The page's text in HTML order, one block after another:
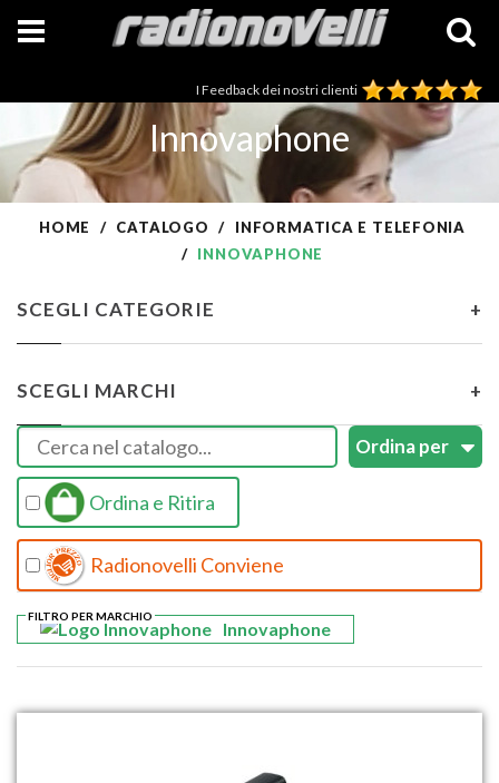
I Feedback dei nostri clienti
Innovaphone
HOME CATALOGO
INFORMATICA E TELEFONIA
INNOVAPHONE
SCEGLI CATEGORIE +
SCEGLI MARCHI +
Ordina e Ritira
Radionovelli Conviene
Innovaphone
FILTRO PER MARCHIO